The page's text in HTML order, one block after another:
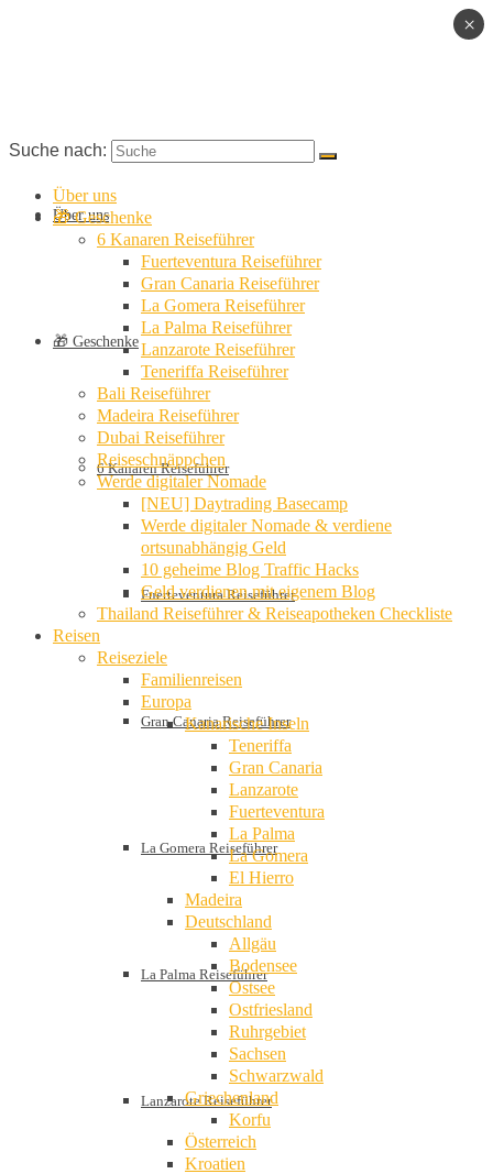
Über uns
🎁 Geschenke
6 Kanaren Reiseführer
Fuerteventura Reiseführer
Gran Canaria Reiseführer
La Gomera Reiseführer
La Palma Reiseführer
Lanzarote Reiseführer
Suche nach:
Über uns
🎁 Geschenke
6 Kanaren Reiseführer
Fuerteventura Reiseführer
Gran Canaria Reiseführer
La Gomera Reiseführer
La Palma Reiseführer
Lanzarote Reiseführer
Teneriffa Reiseführer
Bali Reiseführer
Madeira Reiseführer
Dubai Reiseführer
Reiseschnäppchen
Werde digitaler Nomade
[NEU] Daytrading Basecamp
Werde digitaler Nomade & verdiene
ortsunabhängig Geld
10 geheime Blog Traffic Hacks
Geld verdienen mit eigenem Blog
Thailand Reiseführer & Reiseapotheken Checkliste
Reisen
Reiseziele
Familienreisen
Europa
Kanarische Inseln
Teneriffa
Gran Canaria
Lanzarote
Fuerteventura
La Palma
La Gomera
El Hierro
Madeira
Deutschland
Allgäu
Bodensee
Ostsee
Ostfriesland
Ruhrgebiet
Sachsen
Schwarzwald
Griechenland
Korfu
Österreich
Kroatien
×